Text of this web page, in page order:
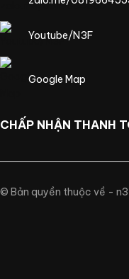
Youtube/N3F
Google Map
CHẤP NHẬN THANH
© Bản quyền thuộc về -